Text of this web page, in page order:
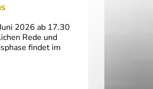
2026 ab 17.30
Rede und
findet im